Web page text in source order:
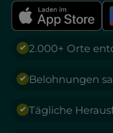
2.000+ Orte
Belohnungen
Tägliche